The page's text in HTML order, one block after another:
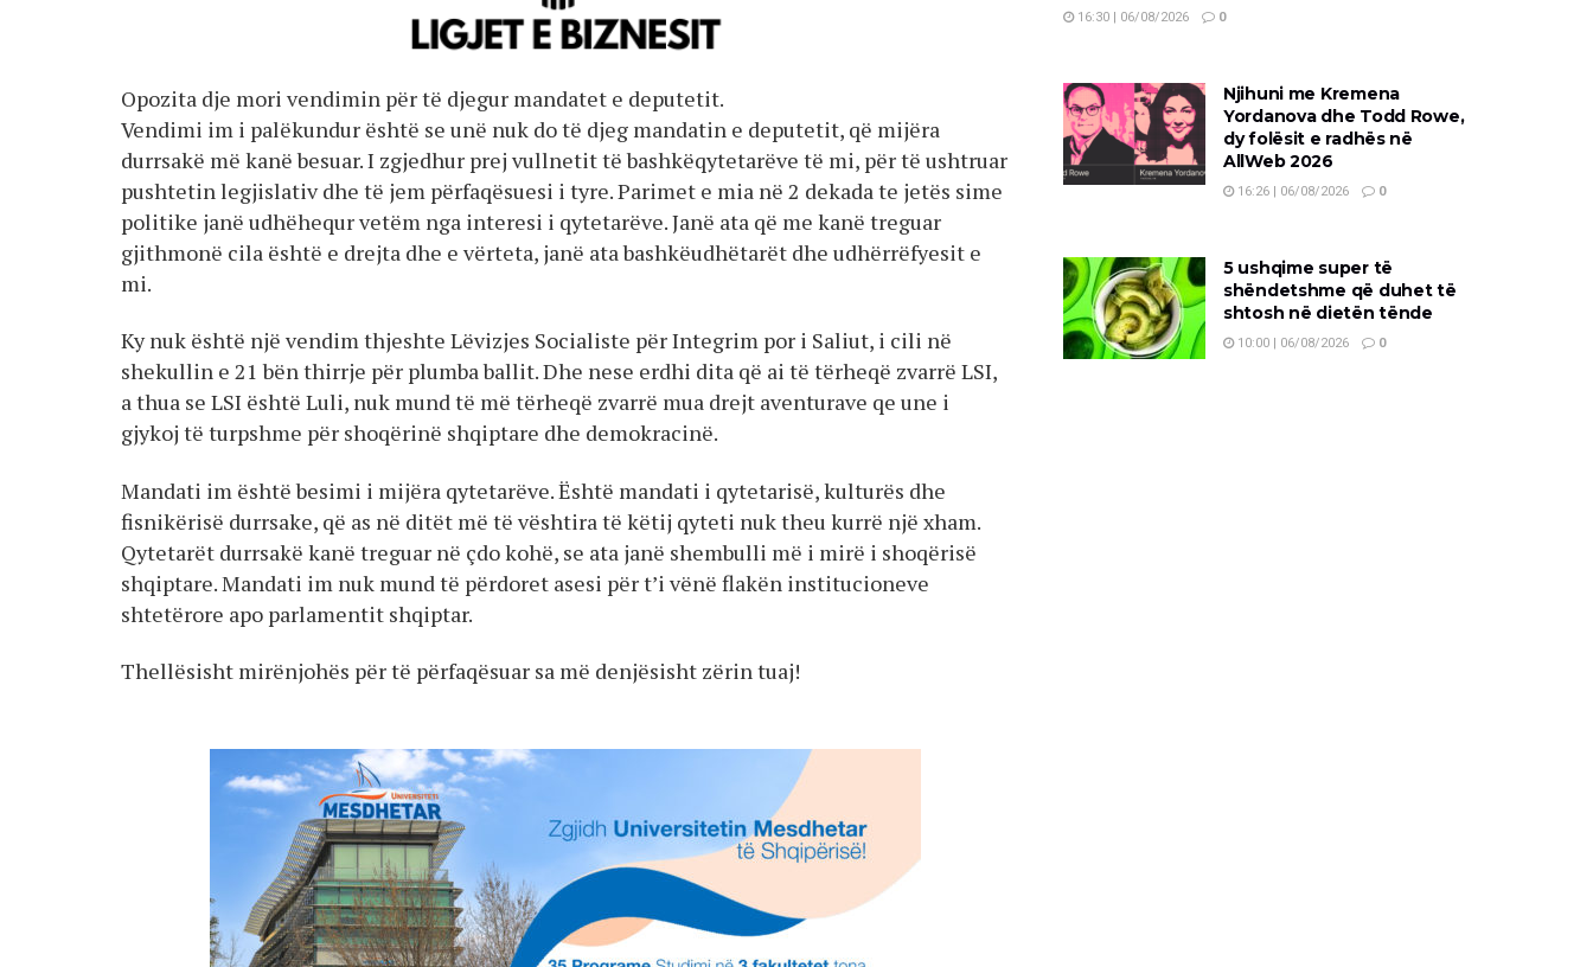
Opozita dje mori vendimin për të djegur mandatet e deputetit.
Vendimi im i palëkundur është se unë nuk do të djeg mandatin e deputetit, që mijëra
durrsakë më kanë besuar. I zgjedhur prej vullnetit të bashkëqytetarëve të mi, për të ushtruar
pushtetin legjislativ dhe të jem përfaqësuesi i tyre. Parimet e mia në 2 dekada te jetës sime
politike janë udhëhequr vetëm nga interesi i qytetarëve. Janë ata që me kanë treguar
gjithmonë cila është e drejta dhe e vërteta, janë ata bashkëudhëtarët dhe udhërrëfyesit e
mi.
Ky nuk është një vendim thjeshte Lëvizjes Socialiste për Integrim por i Saliut, i cili në
shekullin e 21 bën thirrje për plumba ballit. Dhe nese erdhi dita që ai të tërheqë zvarrë LSI,
a thua se LSI është Luli, nuk mund të më tërheqë zvarrë mua drejt aventurave qe une i
gjykoj të turpshme për shoqërinë shqiptare dhe demokracinë.
Mandati im është besimi i mijëra qytetarëve. Është mandati i qytetarisë, kulturës dhe
fisnikërisë durrsake, që as në ditët më të vështira të këtij qyteti nuk theu kurrë një xham.
Qytetarët durrsakë kanë treguar në çdo kohë, se ata janë shembulli më i mirë i shoqërisë
shqiptare. Mandati im nuk mund të përdoret asesi për t’i vënë flakën institucioneve
shtetërore apo parlamentit shqiptar.
Thellësisht mirënjohës për të përfaqësuar sa më denjësisht zërin tuaj!
16:30 | 06/08/2026 0
Njihuni me Kremena
Yordanova dhe Todd Rowe,
dy folësit e radhës në
AllWeb 2026
16:26 | 06/08/2026 0
5 ushqime super të
shëndetshme që duhet të
shtosh në dietën tënde
10:00 | 06/08/2026 0